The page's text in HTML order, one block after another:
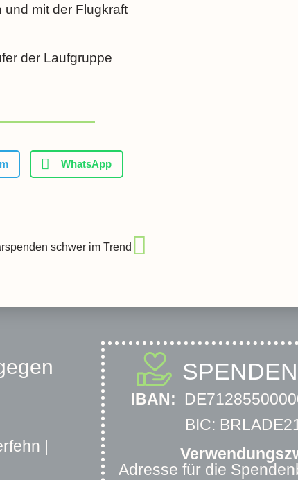
und mit der Flugkraft
der Laufgruppe
WhatsApp
schwer im Trend
|
IBAN:
BIC:
Adresse für die